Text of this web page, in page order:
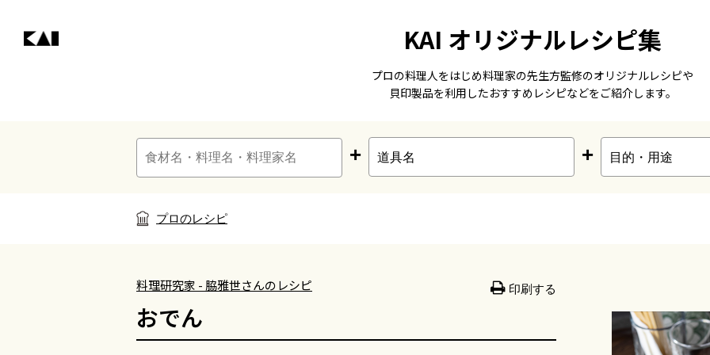
KAI オリジナルレシピ集
プロの料理人をはじめ料理家の先生方監修のオリジナルレシピや
貝印製品を利用したおすすめレシピなどをご紹介します。
+ +
プロのレシピ
料理研究家 - 脇雅世さんのレシピ
おでん
印刷する